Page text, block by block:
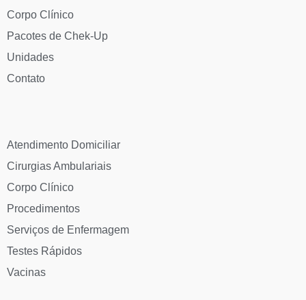
Corpo Clínico
Pacotes de Chek-Up
Unidades
Contato
Atendimento Domiciliar
Cirurgias Ambulariais
Corpo Clínico
Procedimentos
Serviços de Enfermagem
Testes Rápidos
Vacinas